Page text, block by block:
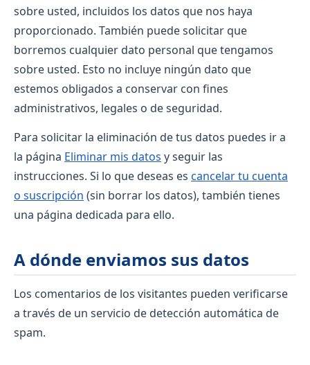
sobre usted, incluidos los datos que nos haya
proporcionado. También puede solicitar que
borremos cualquier dato personal que tengamos
sobre usted. Esto no incluye ningún dato que
estemos obligados a conservar con fines
administrativos, legales o de seguridad.
Para solicitar la eliminación de tus datos puedes ir a
la página Eliminar mis datos y seguir las
instrucciones. Si lo que deseas es cancelar tu cuenta
o suscripción (sin borrar los datos), también tienes
una página dedicada para ello.
A dónde enviamos sus datos
Los comentarios de los visitantes pueden verificarse
a través de un servicio de detección automática de
spam.